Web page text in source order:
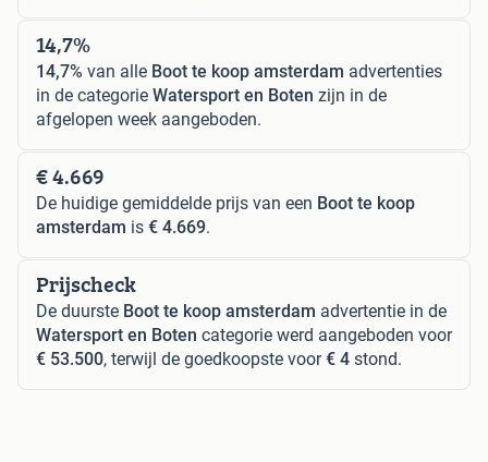
14,7%
14,7% van alle Boot te koop amsterdam advertenties
in de categorie Watersport en Boten zijn in de
afgelopen week aangeboden.
€ 4.669
De huidige gemiddelde prijs van een Boot te koop
amsterdam is € 4.669.
Prijscheck
De duurste Boot te koop amsterdam advertentie in de
Watersport en Boten categorie werd aangeboden voor
€ 53.500, terwijl de goedkoopste voor€ 4 stond.